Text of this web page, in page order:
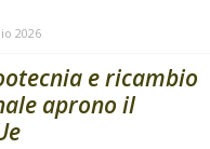
2026
e ricambio
aprono il